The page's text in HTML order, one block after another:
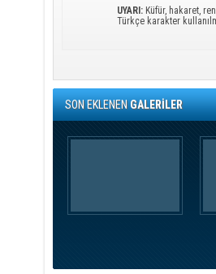
UYARI: Küfür, hakaret,
Türkçe karakter
SON EKLENENGALERİLER